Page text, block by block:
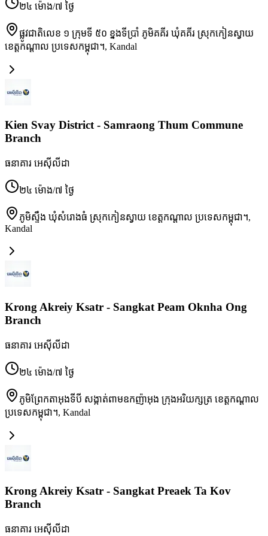
២៤ ម៉ោង/៧ ថ្ងៃ
ផ្លូវជាតិលេខ ១ ក្រុមទី ៥០ ខ្នងទីប្រាំ ភូមិគគីរ ឃុំគគីរ ស្រុកកៀនស្វាយ
ខេត្តកណ្តាល ប្រទេសកម្ពុជា។, Kandal
Kien Svay District - Samraong Thum Commune
Branch
ធនាគារ អេស៊ីលីដា
២៤ ម៉ោង/៧ ថ្ងៃ
ភូមិស្ទឹង ឃុំសំរោងធំ ស្រុកកៀនស្វាយ ខេត្តកណ្តាល ប្រទេសកម្ពុជា។,
Kandal
Krong Akreiy Ksatr - Sangkat Peam Oknha Ong
Branch
ធនាគារ អេស៊ីលីដា
២៤ ម៉ោង/៧ ថ្ងៃ
ភូមិព្រែកតាអុងទីបី សង្កាត់ពាមឧកញ៉ាអុង ក្រុងអរិយក្សត្រ ខេត្តកណ្តាល
ប្រទេសកម្ពុជា។, Kandal
Krong Akreiy Ksatr - Sangkat Preaek Ta Kov
Branch
ធនាគារ អេស៊ីលីដា